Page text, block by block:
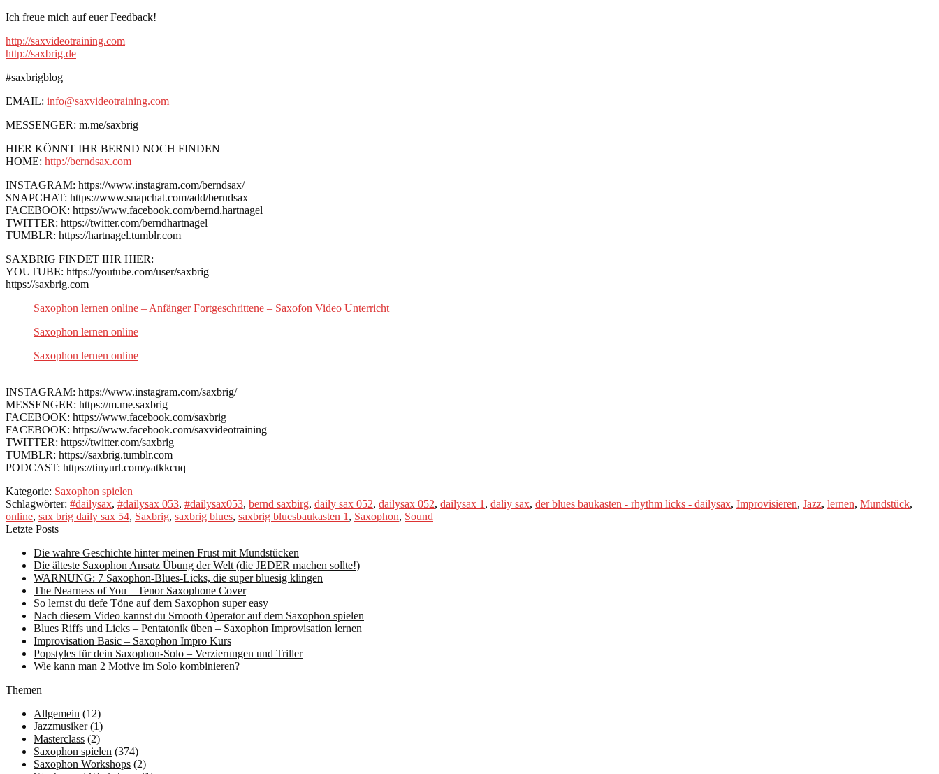
Ich freue mich auf euer Feedback!
http://saxvideotraining.com
http://saxbrig.de
#saxbrigblog
EMAIL: info@saxvideotraining.com
MESSENGER: m.me/saxbrig
HIER KÖNNT IHR BERND NOCH FINDEN
HOME: http://berndsax.com
INSTAGRAM: https://www.instagram.com/berndsax/
SNAPCHAT: https://www.snapchat.com/add/berndsax
FACEBOOK: https://www.facebook.com/bernd.hartnagel
TWITTER: https://twitter.com/berndhartnagel
TUMBLR: https://hartnagel.tumblr.com
SAXBRIG FINDET IHR HIER:
YOUTUBE: https://youtube.com/user/saxbrig
https://saxbrig.com
Saxophon lernen online – Anfänger Fortgeschrittene – Saxofon Video Unterricht
Saxophon lernen online
Saxophon lernen online
INSTAGRAM: https://www.instagram.com/saxbrig/
MESSENGER: https://m.me.saxbrig
FACEBOOK: https://www.facebook.com/saxbrig
FACEBOOK: https://www.facebook.com/saxvideotraining
TWITTER: https://twitter.com/saxbrig
TUMBLR: https://saxbrig.tumblr.com
PODCAST: https://tinyurl.com/yatkkcuq
Kategorie: Saxophon spielen
Schlagwörter: #dailysax, #dailysax 053, #dailysax053, bernd saxbirg, daily sax 052, dailysax 052, dailysax 1 , daliy sax, der blues baukasten - rhythm licks - dailysax, Improvisieren, Jazz, lernen, Mundstück,
online, sax brig daily sax 54, Saxbrig, saxbrig blues, saxbrig bluesbaukasten 1 , Saxophon, Sound
Letzte Posts
Die wahre Geschichte hinter meinen Frust mit Mundstücken
Die älteste Saxophon Ansatz Übung der Welt (die JEDER machen sollte!)
WARNUNG: 7 Saxophon-Blues-Licks, die super bluesig klingen
The Nearness of You – Tenor Saxophone Cover
So lernst du tiefe Töne auf dem Saxophon super easy
Nach diesem Video kannst du Smooth Operator auf dem Saxophon spielen
Blues Riffs und Licks – Pentatonik üben – Saxophon Improvisation lernen
Improvisation Basic – Saxophon Impro Kurs
Popstyles für dein Saxophon-Solo – Verzierungen und Triller
Wie kann man 2 Motive im Solo kombinieren?
Themen
Allgemein (12)
Jazzmusiker(1)
Masterclass (2)
Saxophon spielen (374)
Saxophon Workshops (2)